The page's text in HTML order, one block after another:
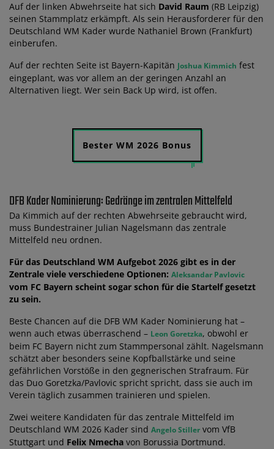
Auf der linken Abwehrseite hat sich David Raum (RB Leipzig)
seinen Stammplatz erkämpft. Als sein Herausforderer für den
Deutschland WM Kader wurde Nathaniel Brown (Frankfurt)
einberufen.
Auf der rechten Seite ist Bayern-Kapitän Joshua Kimmich fest
eingeplant, was vor allem an der geringen Anzahl an
Alternativen liegt. Wer sein Back Up wird, ist offen.
Bester WM 2026 Bonus
DFB Kader Nominierung: Gedränge im zentralen Mittelfeld
Da Kimmich auf der rechten Abwehrseite gebraucht wird,
muss Bundestrainer Julian Nagelsmann das zentrale
Mittelfeld neu ordnen.
Für das Deutschland WM Aufgebot 2026 gibt es in der
Zentrale viele verschiedene Optionen: Aleksandar Pavlovic
vom FC Bayern scheint sogar schon für die Startelf gesetzt
zu sein.
Beste Chancen auf die DFB WM Kader Nominierung hat –
wenn auch etwas überraschend – Leon Goretzka, obwohl er
beim FC Bayern nicht zum Stammpersonal zählt. Nagelsmann
schätzt aber besonders seine Kopfballstärke und seine
gefährlichen Vorstöße in den gegnerischen Strafraum. Für
das Duo Goretzka/Pavlovic spricht spricht, dass sie auch im
Verein täglich zusammen trainieren und spielen.
Zwei weitere Kandidaten für das zentrale Mittelfeld im
Deutschland WM 2026 Kader sind Angelo Stiller vom VfB
Stuttgart und Felix Nmecha von Borussia Dortmund.